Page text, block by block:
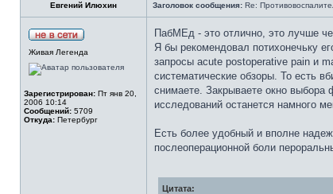
Евгений Илюхин Заголовок сообщения: Re:
Живая Легенда
Зарегистрирован: Пт янв 20,
2006 10:14
Сообщений: 5709
Откуда: Петербург
ПабМЕд - это отлично, это лучше
Я бы рекомендовал потихонечьку
запросы acute postoperative pain и
систематические обзоры. То есть
снимаете. Закрываете окно
исследований останется намного
Есть более удобный и вполне
послеоперационной боли
Цитата: